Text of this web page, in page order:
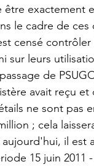
exactement
le cadre de ces
censé
sur leurs
de
avait reçu et
ne sont pas
; cela
il est
15 juin 2011